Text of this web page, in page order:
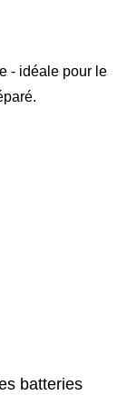
- idéale pour le
batteries